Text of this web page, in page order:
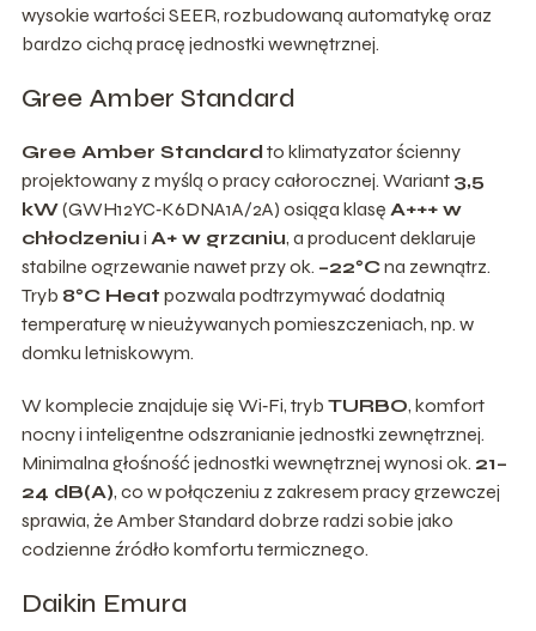
wysokie wartości SEER, rozbudowaną automatykę oraz
bardzo cichą pracę jednostki wewnętrznej.
Gree Amber Standard
Gree Amber Standard to klimatyzator ścienny
projektowany z myślą o pracy całorocznej. Wariant 3,5
kW(GWH12YC‑K6DNA1A/2A) osiąga klasę A+++ w
chłodzeniu i A+ w grzaniu, a producent deklaruje
stabilne ogrzewanie nawet przy ok. –22°Cna zewnątrz.
Tryb 8°C Heat pozwala podtrzymywać dodatnią
temperaturę w nieużywanych pomieszczeniach, np. w
domku letniskowym.
W komplecie znajduje się Wi‑Fi, tryb TURBO, komfort
nocny i inteligentne odszranianie jednostki zewnętrznej.
Minimalna głośność jednostki wewnętrznej wynosi ok. 21–
24 dB(A), co w połączeniu z zakresem pracy grzewczej
sprawia, że Amber Standard dobrze radzi sobie jako
codzienne źródło komfortu termicznego.
Daikin Emura